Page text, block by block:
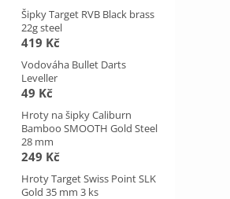
Šipky Target RVB Black brass
22g steel
419 Kč
Vodováha Bullet Darts
Leveller
49 Kč
Hroty na šipky Caliburn
Bamboo SMOOTH Gold Steel
28 mm
249 Kč
Hroty Target Swiss Point SLK
Gold 35 mm 3 ks